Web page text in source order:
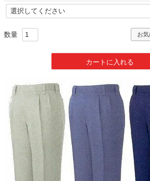
(
必
お
カートに入れる